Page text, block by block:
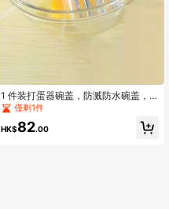
1 件装打蛋器碗盖，防溅防水碗盖，
打蛋器防溅盖，厨房烹饪小工具，鸡
僅剩1件
HK$82.00